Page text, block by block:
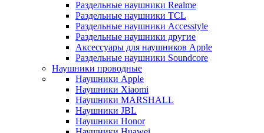
Раздельные наушники Realme
Раздельные наушники TCL
Раздельные наушники Accesstyle
Раздельные наушники другие
Аксессуары для наушников Apple
Раздельные наушники Soundcore
Наушники проводные
Наушники Apple
Наушники Xiaomi
Наушники MARSHALL
Наушники JBL
Наушники Honor